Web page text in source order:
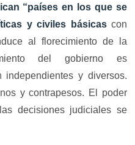
“países en los que se
y civiles básicascon
al florecimiento de la
del gobierno es
independientes y diversos.
y contrapesos. El poder
decisiones judiciales se